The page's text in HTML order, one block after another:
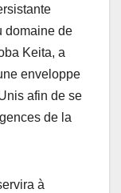
domaine de
Keita, a
enveloppe
afin de se
de la
à